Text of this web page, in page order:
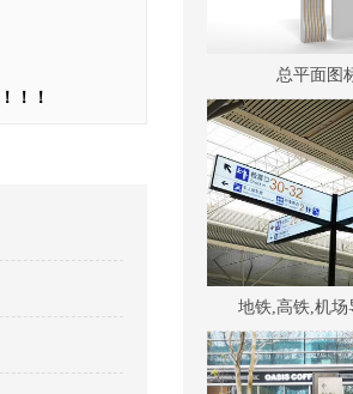
！！
总平面图
地铁,高铁,机场